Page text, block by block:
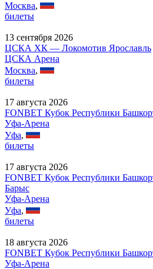
Москва,
билеты
13 сентября 2026
ЦСКА ХК — Локомотив Ярославль
ЦСКА Арена
Москва,
билеты
17 августа 2026
FONBET Кубок Республики
Уфа-Арена
Уфа,
билеты
17 августа 2026
FONBET Кубок Республики
Барыс
Уфа-Арена
Уфа,
билеты
18 августа 2026
FONBET Кубок Республики
Уфа-Арена